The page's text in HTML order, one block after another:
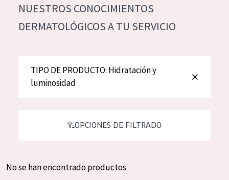
Hidratación y luminosidad
Reducción de arrugas
Firmeza
Piel menopáusica
Crema de ojos
German
Spanish
NUESTROS CONOCIMIENTOS
DERMATOLÓGICOS A TU SERVICIO
TIPO DE PRODUCTO: Hidratación y
luminosidad
OPCIONES DE FILTRADO
No se han encontrado productos